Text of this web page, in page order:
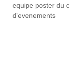
equipe poster du
d'evenements